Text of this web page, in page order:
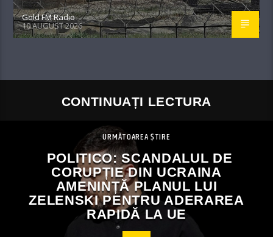
Gold FM Radio
10 AUGUST 2026
CONTINUAȚI LECTURA
URMĂTOAREA ȘTIRE
POLITICO: SCANDALUL DE
CORUPȚIE DIN UCRAINA
AMENINȚĂ PLANUL LUI
ZELENSKI PENTRU ADERAREA
RAPIDĂ LA UE